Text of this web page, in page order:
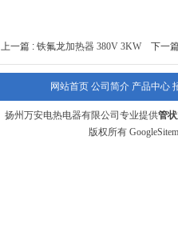
上一篇 : 铁氟龙加热器 380V 3KW 下一
网站首页 公司简介 产品中心
扬州万安电热电器有限公司专业提供管
版权所有